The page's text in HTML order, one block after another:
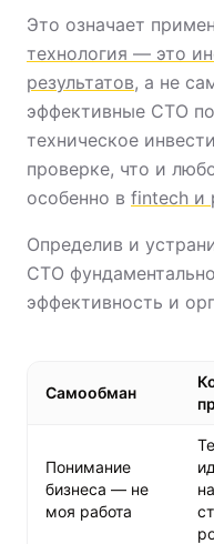
Это означает
технология — это
результатов, а не
эффективные CTO
техническое
проверке, что и
особенно в fintech и
Определив и
CTO
эффективность и
Самообман
Понимание
бизнеса — не
моя работа